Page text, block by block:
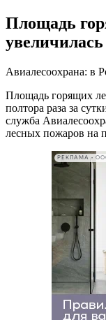
Площадь
увеличилась
Авиалесоохрана: в
Площадь горящих
полтора раза за
служба
лесных пожаров на